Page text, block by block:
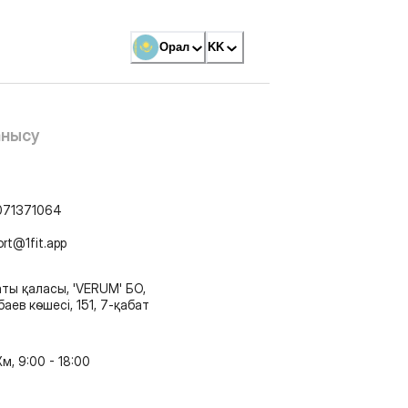
Орал KK
қаласы, 'VERUM' БО,
көшесі, 151, 7-қабат
9:00 - 18:00